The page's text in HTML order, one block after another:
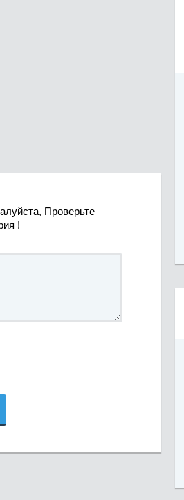
Проверьте
!